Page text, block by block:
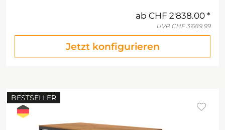
ab CHF 2'838.00
UVP CHF 3'689.99
Jetzt konfigurieren
BESTSELLER